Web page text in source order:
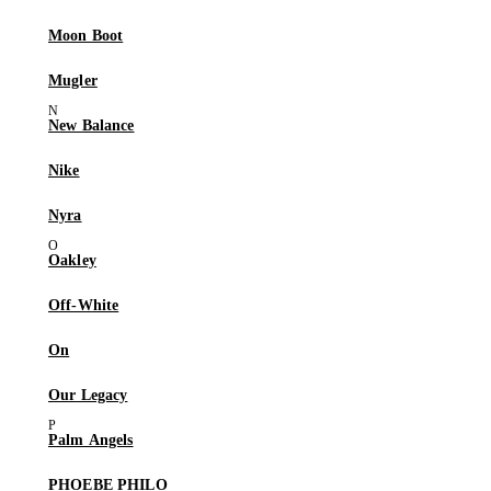
Moon Boot
Mugler
New Balance
Nike
Nyra
Oakley
Off-White
On
Our Legacy
Palm Angels
PHOEBE PHILO